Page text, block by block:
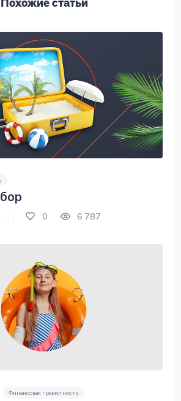
Похожие статьи
0 6 787
Финансовая грамотность